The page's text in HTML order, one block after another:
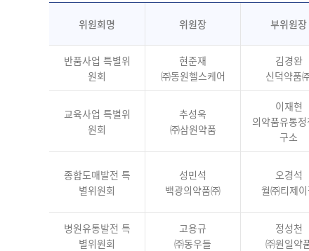
위원회명 위원장 부위원장
반품사업 특별위
원회
현준재
㈜동원헬스케어
김경완
신덕약품
교육사업 특별위
원회
추성욱
㈜삼원약품
이재현
의약품유통정
구소
종합도매발전 특
별위원회
성민석
백광의약품㈜
오경석
월㈜티제
병원유통발전 특
별위원회
고용규
㈜동우들
정성천
㈜원일약